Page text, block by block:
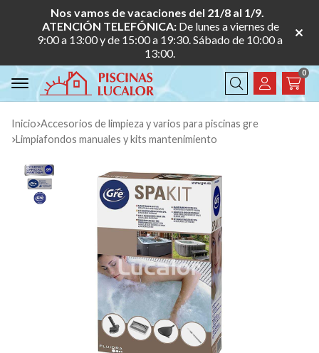
Nos vamos de vacaciones del 21/8 al 1/9.
ATENCIÓN TELEFÓNICA: De lunes a viernes de
9:00 a 13:00 y de 15:00 a 19:30. Sábado de 10:00 a
13:00.
Buscar
0
Inicio
accesorios de limpieza y varios para piscinas gre
limpiafondos manuales y kits mantenimiento